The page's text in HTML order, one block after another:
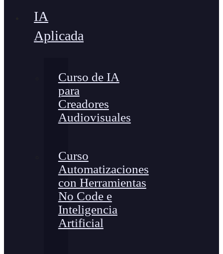
IA
Aplicada
Curso de IA
para
Creadores
Audiovisuales
Curso
Automatizaciones
con Herramientas
No Code e
Inteligencia
Artificial